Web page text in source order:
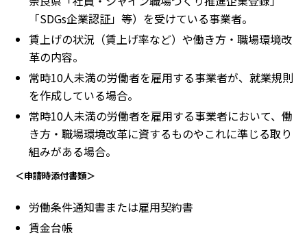
「SDGs企業認証」等）を受けている事業者。
賃上げの状況（賃上げ率など）や働き方・職場環境改
革の内容。
常時10人未満の労働者を雇用する事業者が、就業規則
を作成している場合。
常時10人未満の労働者を雇用する事業者において、働
き方・職場環境改革に資するものやこれに準じる取り
組みがある場合。
＜申請時添付書類＞
労働条件通知書または雇用契約書
賃金台帳